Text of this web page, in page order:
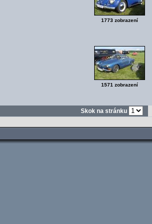
1773 zobrazení
1571 zobrazení
Skok na stránku